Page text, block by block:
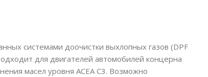
системами доочистки выхлопных газов (DPF
для двигателей автомобилей концерна
масел уровня ACEA C3. Возможно